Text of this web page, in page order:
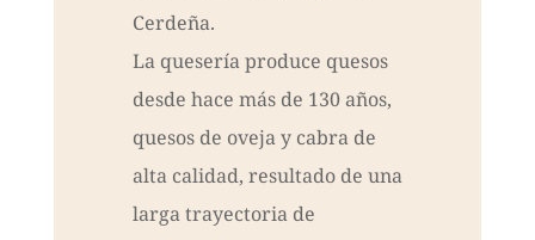
Cerdeña.
La quesería produce quesos
desde hace más de 130 años,
quesos de oveja y cabra de
alta calidad, resultado de una
larga trayectoria de